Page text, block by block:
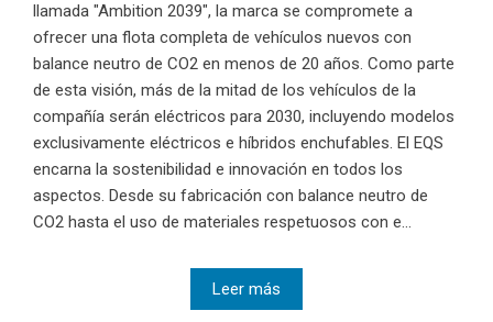
llamada "Ambition 2039", la marca se compromete a
ofrecer una flota completa de vehículos nuevos con
balance neutro de CO2 en menos de 20 años. Como parte
de esta visión, más de la mitad de los vehículos de la
compañía serán eléctricos para 2030, incluyendo modelos
exclusivamente eléctricos e híbridos enchufables. El EQS
encarna la sostenibilidad e innovación en todos los
aspectos. Desde su fabricación con balance neutro de
CO2 hasta el uso de materiales respetuosos con e...
Leer más